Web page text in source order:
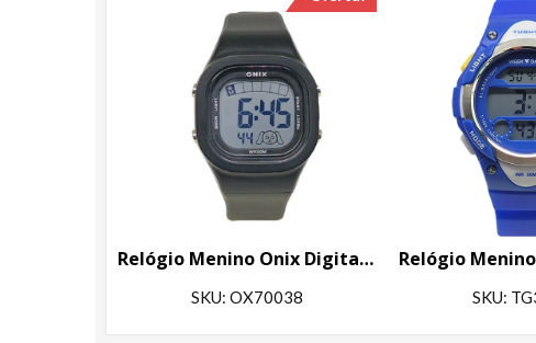
Relógio Menino Onix Digital IT-1827 Preto
SKU: OX70038 SKU: